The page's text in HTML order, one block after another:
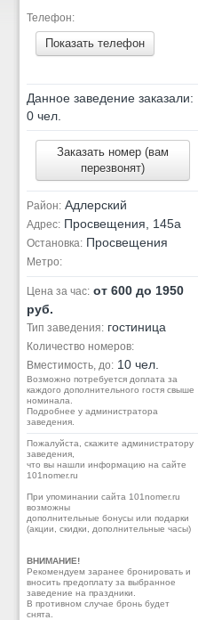
Телефон:
Показать телефон
Данное заведение заказали:
0 чел.
Заказать номер (вам
перезвонят)
Район: Адлерский
Адрес: Просвещения, 145а
Остановка: Просвещения
Метро:
Цена за час: от 600 до 1950
руб.
Тип заведения: гостиница
Количество номеров:
Вместимость, до: 10 чел.
Возможно потребуется доплата за
каждого дополнительного гостя свыше
номинала.
Подробнее у администратора
заведения.
Пожалуйста, скажите администратору
заведения,
что вы нашли информацию на сайте
101nomer.ru
При упоминании сайта 101nomer.ru
возможны
дополнительные бонусы или подарки
(акции, скидки, дополнительные часы)
ВНИМАНИЕ!
Рекомендуем заранее бронировать и
вносить предоплату за выбранное
заведение на праздники.
В противном случае бронь будет
снята.